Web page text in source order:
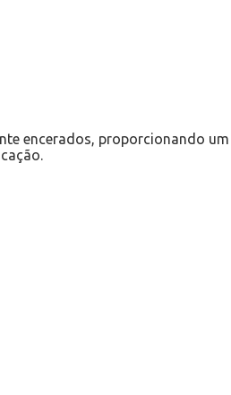
encerados, proporcionando